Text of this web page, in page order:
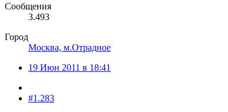
Сообщения
3.493
Город
Москва, м.Отрадное
19 Июн 2011 в 18:41
#1.283